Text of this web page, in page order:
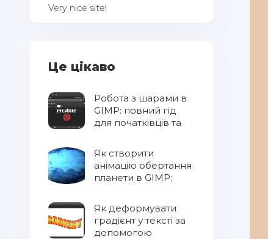
Very nice site!
Це цікаво
Робота з шарами в
GIMP: повний гід
для початківців та
Як створити
анімацію обертання
планети в GIMP:
фільтру Spinning
Globe
Як деформувати
градієнт у тексті за
допомогою